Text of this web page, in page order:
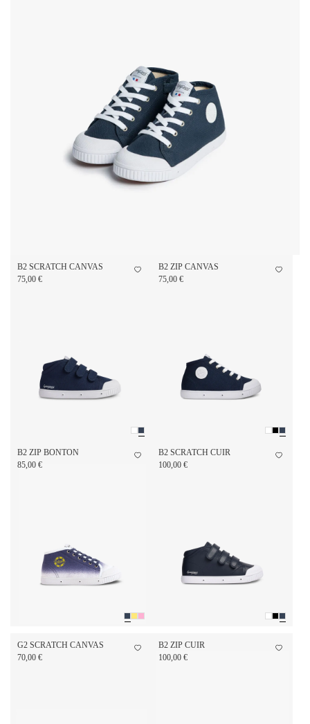
B2 SCRATCH CANVAS
75,00 €
B2 ZIP CANVAS
75,00 €
B2 ZIP BONTON
85,00 €
B2 SCRATCH CUIR
100,00 €
G2 SCRATCH CANVAS
70,00 €
B2 ZIP CUIR
100,00 €